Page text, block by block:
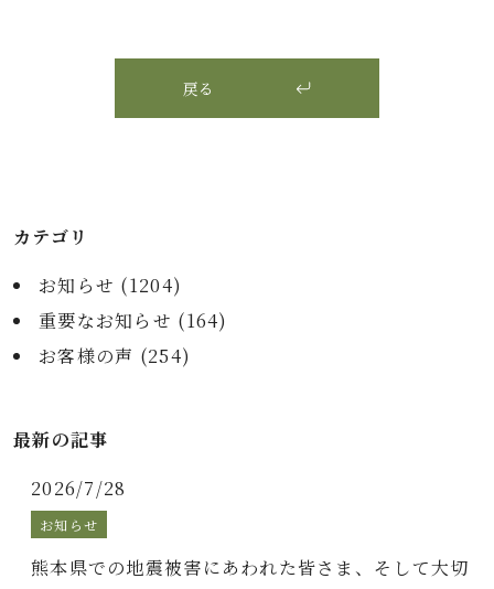
戻る
カテゴリ
お知らせ (1204)
重要なお知らせ (164)
お客様の声 (254)
最新の記事
2026/7/28
お知らせ
熊本県での地震被害にあわれた皆さま、そして大切